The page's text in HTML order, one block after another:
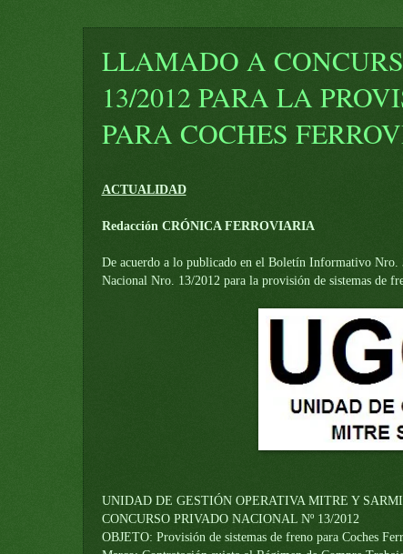
LLAMADO A
13/2012 PARA LA
PARA COCHES
ACTUALIDAD
Redacción CRÓNICA FERROVIARIA
De acuerdo a lo publicado en el Boletín Informativo Nro.
Nacional Nro. 13/2012 para la provisión de sistemas de
UNIDAD DE GESTIÓN OPERATIVA MITRE Y
CONCURSO PRIVADO NACIONAL Nº 13/2012
OBJETO: Provisión de sistemas de freno para Coches